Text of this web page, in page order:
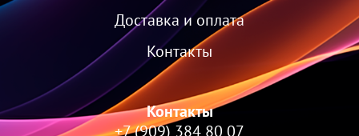
Доставка и оплата
Контакты
Контакты
+7 (909) 384 80 07